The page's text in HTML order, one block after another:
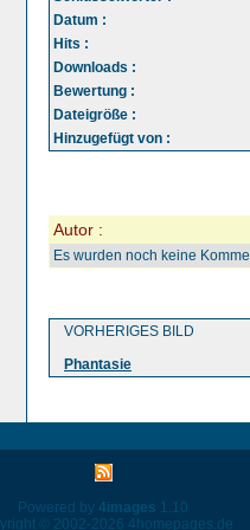
Datum :
Hits :
Downloads :
Bewertung :
Dateigröße :
Hinzugefügt von :
Autor :
Es wurden noch keine
VORHERIGES BILD
Phantasie
Powered by 4images 1.10
© 2002-2026 4homepages.de